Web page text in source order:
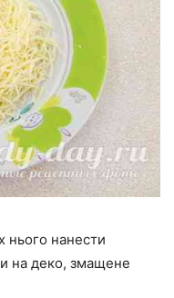
нього нанести
на деко, змащене